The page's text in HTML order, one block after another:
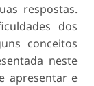
respostas.
dos
conceitos
neste
apresentar e